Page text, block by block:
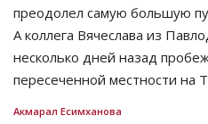
преодолел самую большую
А коллега Вячеслава из
несколько дней назад
пересеченной местности на
Акмарал Есимханова